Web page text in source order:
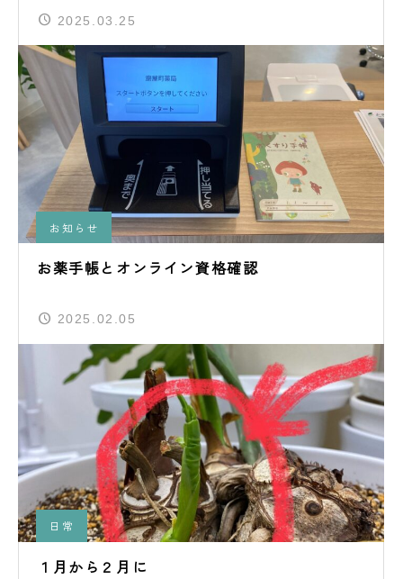
2025.03.25
お知らせ
お薬手帳とオンライン資格確認
2025.02.05
日常
１月から２月に